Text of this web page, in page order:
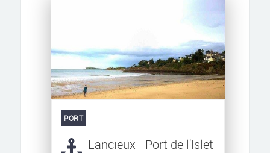
PORT
Lancieux - Port de l'Islet